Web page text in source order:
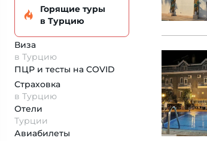
Горящие туры
в Турцию
Виза
в Турцию
ПЦР и тесты на COVID
Страховка
в Турцию
Отели
Турции
Авиабилеты